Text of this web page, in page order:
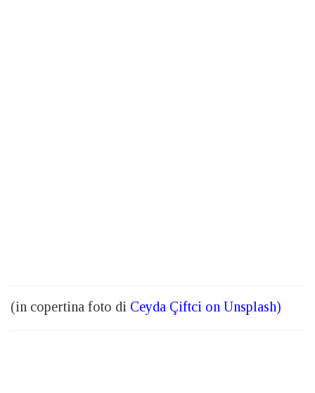
(in copertina foto di Ceyda Çiftci on Unsplash)